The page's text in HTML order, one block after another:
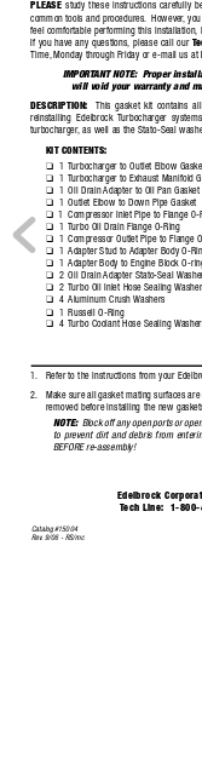
PLEASE study these instructions carefully
common tools and procedures.
However,
feel comfortable performing this installation,
If you have any questions, please call our T
Time, Monday through Friday or e-mail us at
IMPORTANT NOTE: Proper
will void your warranty and
DESCRIPTION:
This gasket kit contains
reinstalling Edelbrock
Turbocharger
turbocharger, as well as the Stato-Seal
KIT CONTENTS:
❑ 1 Turbocharger to Outlet Elbow
❑ 1 Turbocharger to Exhaust Manifold
❑ 1 Oil Drain Adapter to Oil Pan Gasket
❑ 1 Outlet Elbow to Down Pipe Gasket
1 Compressor Inlet Pipe to Flange 0-
Turbo Oil Drain Flange O-Ring
Compressor Outlet Pipe to Flange
Adapter Stud to Adapter Body O-
Adapter Body to Engine Block O-
❑ 2 Oil Drain Adapter Stato-Seal W
❑ 2 Turbo Oil Inlet Hose Sealing W
❑ 4 Aluminum Crush Washers
❑ 1 Russell O-Ring
❑ 4 Turbo Coolant Hose Sealing W
1. Refer to the instructions from your
2. Make sure all gasket mating surfaces are
removed before installing the new
NOTE: Block off any open ports or
to prevent dirt and debris from
BEFORE re-assembly!
Edelbrock
Tech Line: 1-800-
Catalog #15004
Rev. 9/06 - RS/mc